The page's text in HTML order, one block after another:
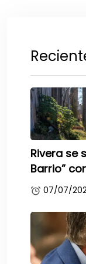
Rivera se
Barrio”
07/07/